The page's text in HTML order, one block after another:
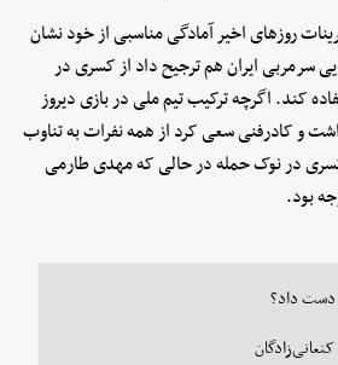
تمرینات روزهای اخیر آمادگی مناسبی از خود نشان
سرمربی ایران هم ترجیح داد از کسری در
کند. اگرچه ترکیب تیم ملی در بازی دیروز
و کادرفنی سعی کرد از همه نفرات به تناوب
کسری در نوک حمله در حالی که مهدی طارمی
بود.
دست داد؟